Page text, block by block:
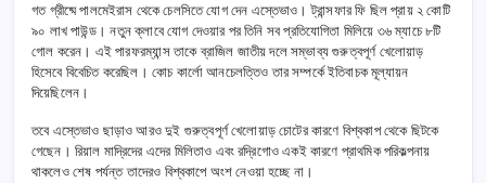
গত গ্রীষ্মে পালমেইরাস থেকে চেলসিতে যোগ দেন এস্তেভাও। ট্রান্সফার ফি ছিল প্রায় ২ কোটি
৯০ লাখ পাউন্ড। নতুন ক্লাবে যোগ দেওয়ার পর তিনি সব প্রতিযোগিতা মিলিয়ে ৩৬ ম্যাচে ৮টি
গোল করেন। এই পারফরম্যান্স তাকে ব্রাজিল জাতীয় দলে সম্ভাব্য গুরুত্বপূর্ণ খেলোয়াড়
হিসেবে বিবেচিত করেছিল। কোচ কার্লো আনচেলত্তিও তার সম্পর্কে ইতিবাচক মূল্যায়ন
দিয়েছিলেন।
তবে এস্তেভাও ছাড়াও আরও দুই গুরুত্বপূর্ণ খেলোয়াড় চোটের কারণে বিশ্বকাপ থেকে ছিটকে
গেছেন। রিয়াল মাদ্রিদের এদের মিলিতাও এবং রদ্রিগোও একই কারণে প্রাথমিক পরিকল্পনায়
থাকলেও শেষ পর্যন্ত তাদেরও বিশ্বকাপে অংশ নেওয়া হচ্ছে না।